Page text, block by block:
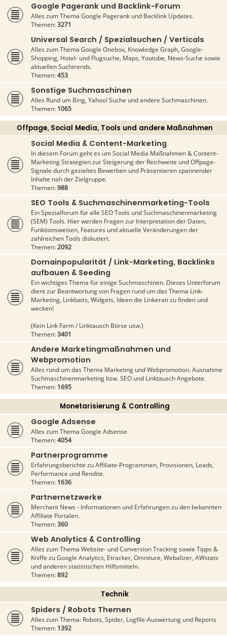
Google Pagerank und Backlink-Forum
Alles zum Thema Google Pagerank und Backlink Updates.
Themen:3271
Universal Search / Spezialsuchen / Verticals
Alles zum Thema Google Onebox, Knowledge Graph, Google-
Shopping, Hotel- und Flugsuche, Maps, Youtube, News-Suche sowie
aktuellen Suchtrends.
Themen:453
Sonstige Suchmaschinen
Alles Rund um Bing, Yahoo! Suche und andere Suchmaschinen.
Themen: 1065
Offpage, Social Media, Tools und andere Maßnahmen
Social Media & Content-Marketing
In diesem Forum geht es um Social Media Maßnahmen & Content-
Marketing Strategien zur Steigerung der Reichweite und Offpage-
Signale durch gezieltes Bewerben und Präsentieren spannender
Inhalte nah der Zielgruppe.
Themen:988
SEO Tools & Suchmaschinenmarketing-Tools
Ein Spezialforum für alle SEO Tools und Suchmaschinenmarketing
(SEM) Tools. Hier werden Fragen zur Interpretation der Daten,
Funktionsweisen, Features und aktuelle Veränderungen der
zahlreichen Tools diskutiert.
Themen:2092
Domainpopularität / Link-Marketing, Backlinks
aufbauen & Seeding
Ein wichtiges Thema für einige Suchmaschinen. Dieses Unterforum
dient zur Beantwortung von Fragen rund um das Thema Link-
Marketing, Linkbaits, Widgets, Ideen die Linkerati zu finden und
wecken!
(Kein Link Farm / Linktausch Börse usw.)
Themen:3401
Andere Marketingmaßnahmen und
Webpromotion
Alles rund um das Thema Marketing und Webpromotion. Ausnahme
Suchmaschinenmarketing bzw. SEO und Linktausch Angebote.
Themen: 1695
Monetarisierung & Controlling
Google Adsense
Alles zum Thema Google Adsense.
Themen:4054
Partnerprogramme
Erfahrungsberichte zu Affiliate-Programmen, Provisionen, Leads,
Performance und Rendite.
Themen: 1636
Partnernetzwerke
Merchant News - Informationen und Erfahrungen zu den bekannten
Affiliate Portalen.
Themen:360
Web Analytics & Controlling
Alles zum Thema Website- und Conversion Tracking sowie Tipps &
Kniffe zu Google Analytics, Etracker, Omniture, Webalizer, AWstats
und anderen statistischen Hilfsmitteln.
Themen:892
Technik
Spiders / Robots Themen
Alles zum Thema: Robots, Spider, Logfile-Auswertung und Reports
Themen: 1392